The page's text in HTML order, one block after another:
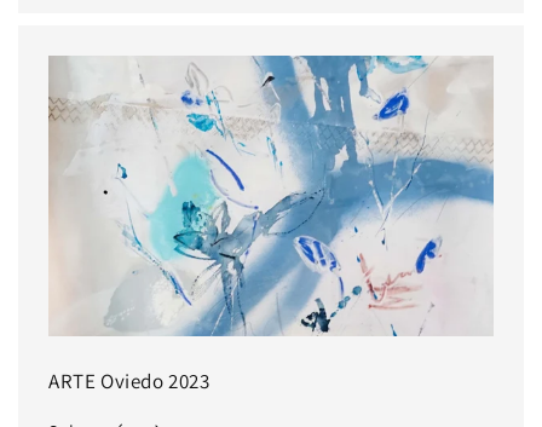
ARTE Oviedo 2023